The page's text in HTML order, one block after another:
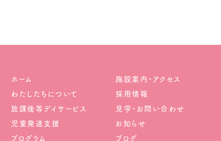
ホーム
わたしたちについて
放課後等デイサービス
児童発達支援
プログラム
施設案内・アクセス
採用情報
見学・お問い合わせ
お知らせ
ブログ